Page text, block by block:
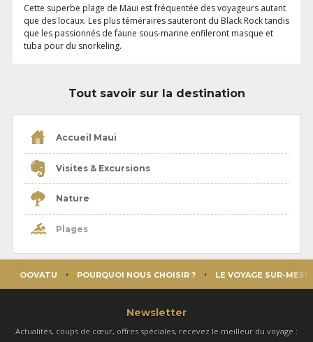
Cette superbe plage de Maui est fréquentée des voyageurs autant
que des locaux. Les plus téméraires sauteront du Black Rock tandis
que les passionnés de faune sous-marine enfileront masque et
tuba pour du snorkeling.
Tout savoir sur la destination
Accueil Maui
Visites & Excursions
Nature
Plages
OOVATU POURQUOI NOUS CHOISIR ? LE VOYAGE SUR-
Newsletter
Actualités, coups de cœur, offres spéciales, recevez le meilleur du voyage :